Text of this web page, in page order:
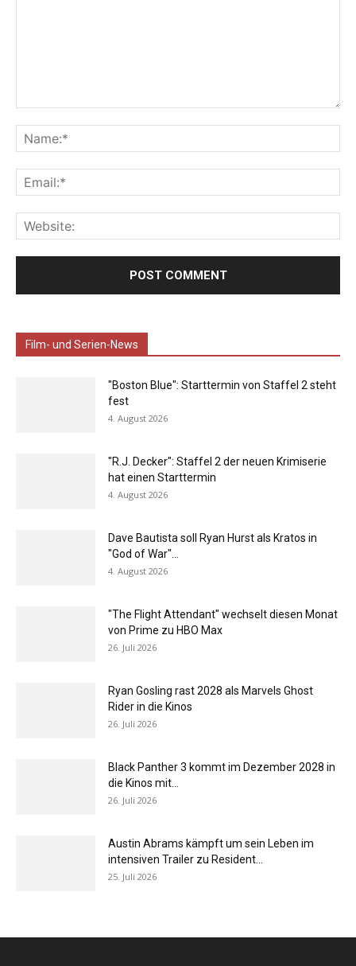
Film- und Serien-News
"Boston Blue": Starttermin von Staffel 2 steht
fest
4. August 2026
"R.J. Decker": Staffel 2 der neuen Krimiserie
hat einen Starttermin
4. August 2026
Dave Bautista soll Ryan Hurst als Kratos in
"God of War"...
4. August 2026
"The Flight Attendant" wechselt diesen Monat
von Prime zu HBO Max
26. Juli 2026
Ryan Gosling rast 2028 als Marvels Ghost
Rider in die Kinos
26. Juli 2026
Black Panther 3 kommt im Dezember 2028 in
die Kinos mit...
26. Juli 2026
Austin Abrams kämpft um sein Leben im
intensiven Trailer zu Resident...
25. Juli 2026